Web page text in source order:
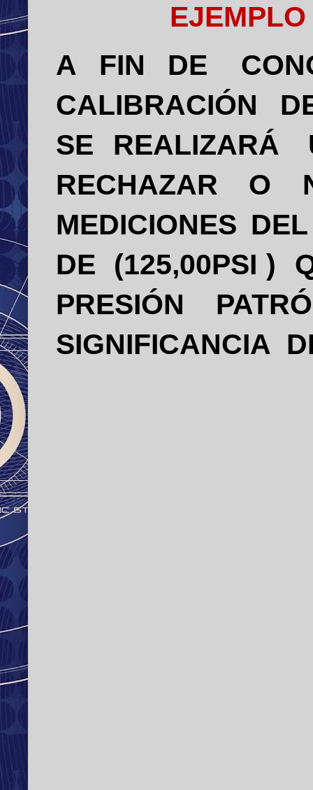
EJEMPLO
A
FIN DE
CALIBRACIÓN
SE
REALIZARÁ
RECHAZAR
O
MEDICIONES
DE
(125,00PSI )
PRESIÓN
SIGNIFICANCIA